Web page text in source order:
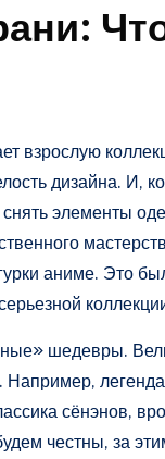
взрослую
дизайна. И,
элементы
аниме. Это
шедевры.
сёнэнов,
честны, за